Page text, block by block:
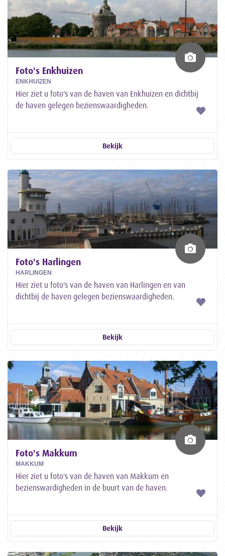
Foto's Enkhuizen
ENKHUIZEN
Hier ziet u foto's van de haven van Enkhuizen en dichtbij
de haven gelegen bezienswaardigheden.
Bekijk
Foto's Harlingen
HARLINGEN
Hier ziet u foto's van de haven van Harlingen en van
dichtbij de haven gelegen bezienswaardigheden.
Bekijk
Foto's Makkum
MAKKUM
Hier ziet u foto's van de haven van Makkum en
bezienswardigheden in de buurt van de haven.
Bekijk